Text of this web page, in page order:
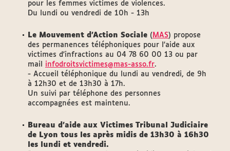
pour les femmes victimes de violences.
Du lundi ou vendredi de 10h - 13h
Le Mouvement d’Action Sociale (MAS) propose
des permanences téléphoniques pour l'aide aux
victimes d'infractions au 04 78 60 00 13 ou par
mail infodroitsvictimes@mas-asso.fr.
- Accueil téléphonique du lundi au vendredi, de 9h
à 12h30 et de 13h30 à 17h.
Un suivi par téléphone des personnes
accompagnées est maintenu.
Bureau d’aide aux Victimes Tribunal Judiciaire
de Lyon tous les après midis de 13h30 à 16h30
les lundi et vendredi.